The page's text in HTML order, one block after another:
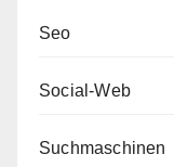
Seo
Social-Web
Suchmaschinen